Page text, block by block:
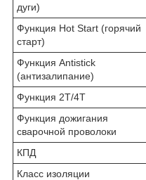
дуги)
Функция Hot Start (горячий
старт)
Функция Antistick
(антизалипание)
Функция 2Т/4Т
Функция дожигания
сварочной проволоки
КПД
Класс изоляции